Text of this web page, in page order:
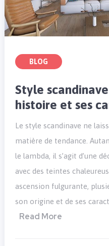
BLOG
Style
histoire et ses
Le style scandinave ne
matière de tendance.
le lambda, il s’agit d’une
avec des teintes
ascension fulgurante,
son origine et de ses
Read More